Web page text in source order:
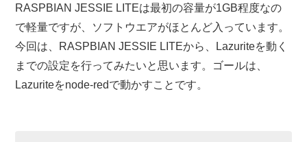
RASPBIAN JESSIE LITEは最初の容量が1GB程度なの
で軽量ですが、ソフトウエアがほとんど入っています。
今回は、RASPBIAN JESSIE LITEから、Lazuriteを動く
までの設定を行ってみたいと思います。ゴールは、
Lazuriteをnode-redで動かすことです。